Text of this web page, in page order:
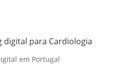
digital para Cardiologia
em Portugal